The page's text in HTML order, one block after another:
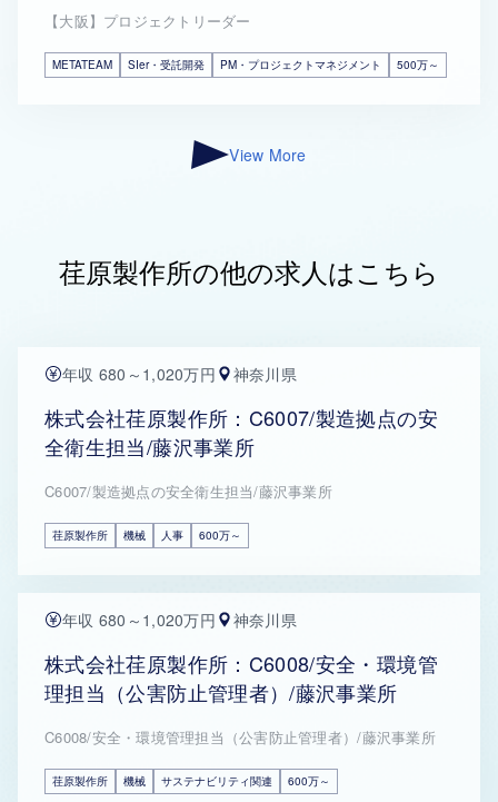
【大阪】プロジェクトリーダー
METATEAM SIer・受託開発 PM・プロジェクトマネジメント 500万～
View More
荏原製作所の他の求人はこちら
年収 680～1,020万円 神奈川県
株式会社荏原製作所：C6007/製造拠点の安
全衛生担当/藤沢事業所
C6007/製造拠点の安全衛生担当/藤沢事業所
荏原製作所 機械 人事 600万～
年収 680～1,020万円 神奈川県
株式会社荏原製作所：C6008/安全・環境管
理担当（公害防止管理者）/藤沢事業所
C6008/安全・環境管理担当（公害防止管理者）/藤沢事業所
荏原製作所 機械 サステナビリティ関連 600万～